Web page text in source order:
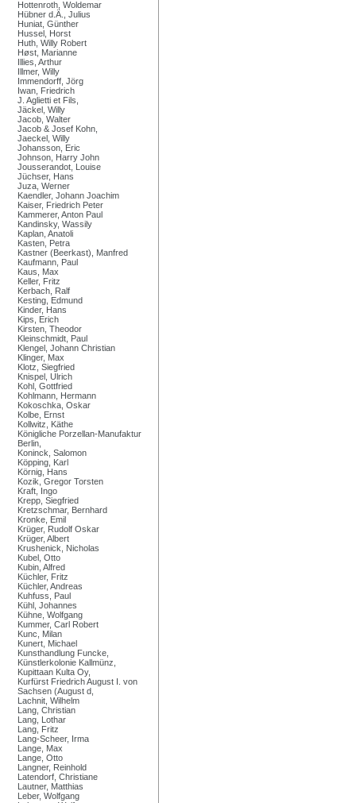
Hottenroth, Woldemar
Hübner d.Ä., Julius
Huniat, Günther
Hussel, Horst
Huth, Willy Robert
Høst, Marianne
Illies, Arthur
Illmer, Willy
Immendorff, Jörg
Iwan, Friedrich
J. Aglietti et Fils,
Jäckel, Willy
Jacob, Walter
Jacob & Josef Kohn,
Jaeckel, Willy
Johansson, Eric
Johnson, Harry John
Jousserandot, Louise
Jüchser, Hans
Juza, Werner
Kaendler, Johann Joachim
Kaiser, Friedrich Peter
Kammerer, Anton Paul
Kandinsky, Wassily
Kaplan, Anatoli
Kasten, Petra
Kastner (Beerkast), Manfred
Kaufmann, Paul
Kaus, Max
Keller, Fritz
Kerbach, Ralf
Kesting, Edmund
Kinder, Hans
Kips, Erich
Kirsten, Theodor
Kleinschmidt, Paul
Klengel, Johann Christian
Klinger, Max
Klotz, Siegfried
Knispel, Ulrich
Kohl, Gottfried
Kohlmann, Hermann
Kokoschka, Oskar
Kolbe, Ernst
Kollwitz, Käthe
Königliche Porzellan-Manufaktur
Berlin,
Koninck, Salomon
Köpping, Karl
Körnig, Hans
Kozik, Gregor Torsten
Kraft, Ingo
Krepp, Siegfried
Kretzschmar, Bernhard
Kronke, Emil
Krüger, Rudolf Oskar
Krüger, Albert
Krushenick, Nicholas
Kubel, Otto
Kubin, Alfred
Küchler, Fritz
Küchler, Andreas
Kuhfuss, Paul
Kühl, Johannes
Kühne, Wolfgang
Kummer, Carl Robert
Kunc, Milan
Kunert, Michael
Kunsthandlung Funcke,
Künstlerkolonie Kallmünz,
Kupittaan Kulta Oy,
Kurfürst Friedrich August I. von
Sachsen (August d,
Lachnit, Wilhelm
Lang, Christian
Lang, Lothar
Lang, Fritz
Lang-Scheer, Irma
Lange, Max
Lange, Otto
Langner, Reinhold
Latendorf, Christiane
Lautner, Matthias
Leber, Wolfgang